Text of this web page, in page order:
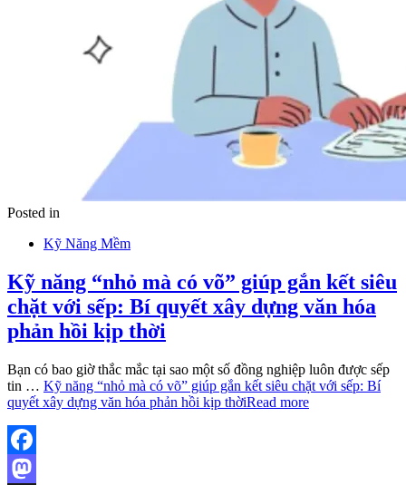
Posted in
Kỹ Năng Mềm
Kỹ năng “nhỏ mà có võ” giúp gắn kết siêu
chặt với sếp: Bí quyết xây dựng văn hóa
phản hồi kịp thời
Bạn có bao giờ thắc mắc tại sao một số đồng nghiệp luôn được sếp
tin … Kỹ năng “nhỏ mà có võ” giúp gắn kết siêu chặt với sếp: Bí
quyết xây dựng văn hóa phản hồi kịp thờiRead more
Facebook